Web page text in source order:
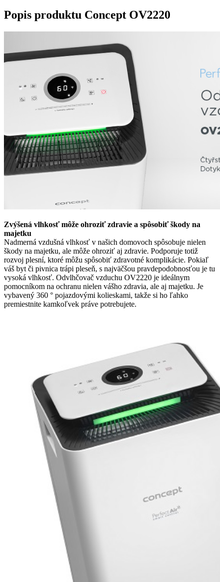
Popis produktu Concept OV2220
Zvýšená vlhkosť môže ohroziť zdravie a spôsobiť škody na
majetku
Nadmerná vzdušná vlhkosť v našich domovoch spôsobuje nielen
škody na majetku, ale môže ohroziť aj zdravie. Podporuje totiž
rozvoj plesní, ktoré môžu spôsobiť zdravotné komplikácie. Pokiaľ
váš byt či pivnica trápi pleseň, s najväčšou pravdepodobnosťou je tu
vysoká vlhkosť. Odvlhčovač vzduchu OV2220 je ideálnym
pomocníkom na ochranu nielen vášho zdravia, ale aj majetku. Je
vybavený 360 ° pojazdovými kolieskami, takže si ho ľahko
premiestnite kamkoľvek práve potrebujete.